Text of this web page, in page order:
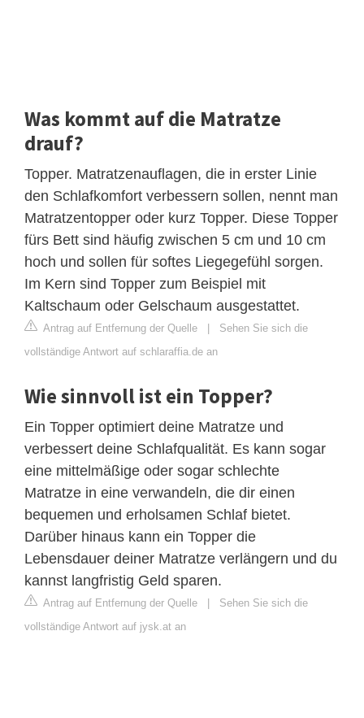
Was kommt auf die Matratze
drauf?
Topper. Matratzenauflagen, die in erster Linie
den Schlafkomfort verbessern sollen, nennt man
Matratzentopper oder kurz Topper. Diese Topper
fürs Bett sind häufig zwischen 5 cm und 10 cm
hoch und sollen für softes Liegegefühl sorgen.
Im Kern sind Topper zum Beispiel mit
Kaltschaum oder Gelschaum ausgestattet.
Antrag auf Entfernung der Quelle
Sehen Sie sich die
vollständige Antwort auf schlaraffia.de an
Wie sinnvoll ist ein Topper?
Ein Topper optimiert deine Matratze und
verbessert deine Schlafqualität. Es kann sogar
eine mittelmäßige oder sogar schlechte
Matratze in eine verwandeln, die dir einen
bequemen und erholsamen Schlaf bietet.
Darüber hinaus kann ein Topper die
Lebensdauer deiner Matratze verlängern und du
kannst langfristig Geld sparen.
Antrag auf Entfernung der Quelle
Sehen Sie sich die
vollständige Antwort auf jysk.at an